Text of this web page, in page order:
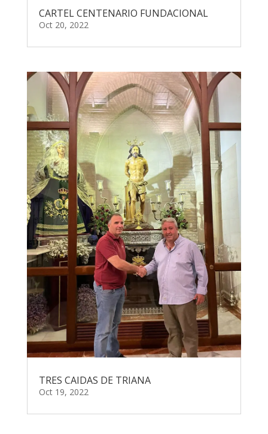
CARTEL CENTENARIO FUNDACIONAL
Oct 20, 2022
TRES CAIDAS DE TRIANA
Oct 19, 2022